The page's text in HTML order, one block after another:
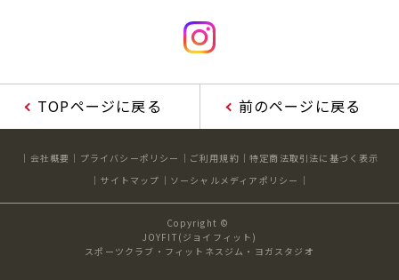
TOPページに戻る 前のページに戻る
会社概要 プライバシーポリシー ご利用規約
特定商法取引法に基づく表示
サイトマップ
ソーシャルメディアポリシー
Copyright ©
JOYFIT(ジョイフィット)
スポーツクラブ・フィットネスジム・ヨガスタジオ